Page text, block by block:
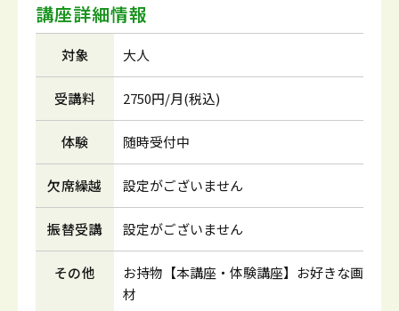
講座詳細情報
対象 大人
受講料 2750円/月(税込)
体験 随時受付中
欠席繰越 設定がございません
振替受講 設定がございません
その他
お持物【本講座・体験講座】お好きな画
材